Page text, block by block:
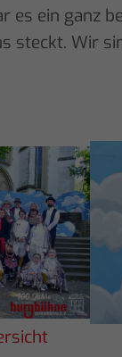
es ein ganz
steckt. Wir